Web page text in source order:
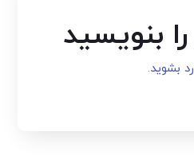
بنویسید
بشوید.